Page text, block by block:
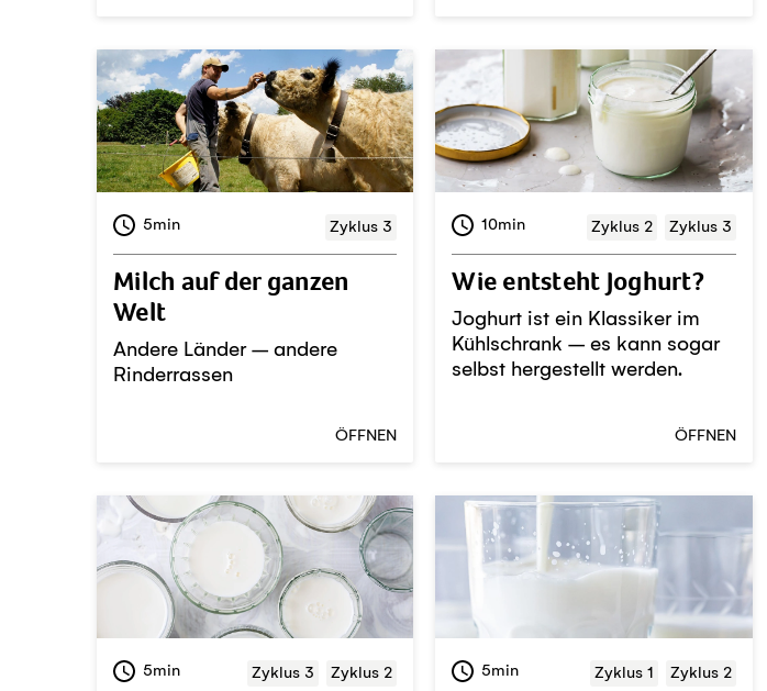
5min Zyklus 3
Milch auf der ganzen
Welt
Andere Länder – andere
Rinderrassen
ÖFFNEN
10min Zyklus 2 Zyklus 3
Wie entsteht Joghurt?
Joghurt ist ein Klassiker im
Kühlschrank – es kann sogar
selbst hergestellt werden.
ÖFFNEN
5min Zyklus 3 Zyklus 2 5min Zyklus 1 Zyklus 2